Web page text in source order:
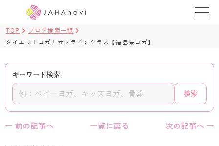
レッスンを探す
BLOG
ヨガ資格講座 ›
TOP
ブログ検索一覧
ダイエットヨガ！オンラインクラス【福島県ヨガ】
キーワード検索
検索
← 前の記事へ 一覧に戻る 次の記事へ →